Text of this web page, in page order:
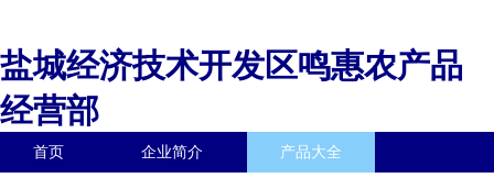
盐城经济技术开发区鸣惠农产品
经营部
首页 企业简介 产品大全